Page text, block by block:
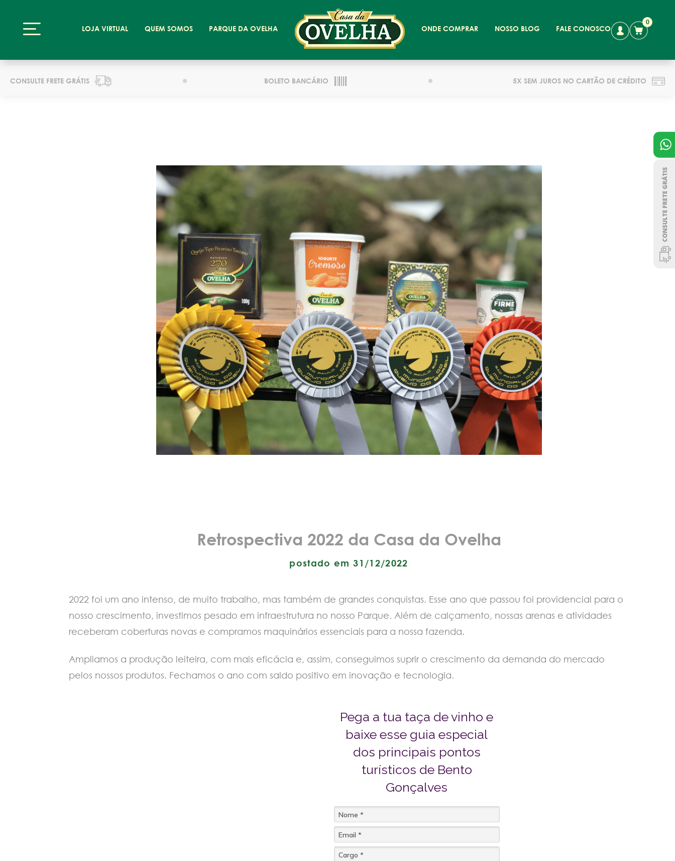
0
LOJA VIRTUAL QUEM SOMOS PARQUE DA OVELHA ONDE COMPRAR NOSSO BLOG FALE CONOSCO
CONSULTE FRETE GRÁTIS BOLETO BANCÁRIO 5X SEM JUROS NO CARTÃO DE CRÉDITO
Retrospectiva 2022 da Casa da Ovelha
postado em 31/12/2022
2022 foi um ano intenso, de muito trabalho, mas também de grandes conquistas. Esse ano que passou foi providencial para o
nosso crescimento, investimos pesado em infraestrutura no nosso Parque. Além de calçamento, nossas arenas e atividades
receberam coberturas novas e compramos maquinários essenciais para a nossa fazenda.
Ampliamos a produção leiteira, com mais eficácia e, assim, conseguimos suprir o crescimento da demanda do mercado
pelos nossos produtos. Fechamos o ano com saldo positivo em inovação e tecnologia.
Pega a tua taça de vinho e
baixe esse guia especial
dos principais pontos
turísticos de Bento
Gonçalves